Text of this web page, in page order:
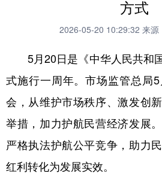
法律 中央文件
食品 人居
学术中国 乡村振兴
方式
2026-05-20 10:29:32 来源
5月20日是《中华人民共和
式施行一周年。市场监管总局
会，从维护市场秩序、激发创
举措，加力护航民营经济发展
严格执法护航公平竞争，助力
红利转化为发展实效。